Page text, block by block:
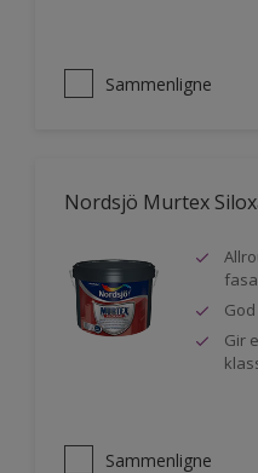
Sammenligne
Nordsjö Murtex
Gir
Sammenligne